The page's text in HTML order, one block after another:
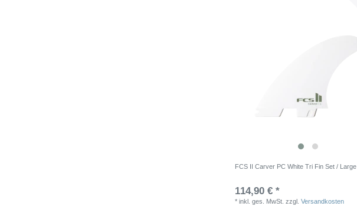
FCS II Carver PC White Tri Fin Set / Large
114,90 € *
*inkl. ges. MwSt. zzgl.Versandkosten